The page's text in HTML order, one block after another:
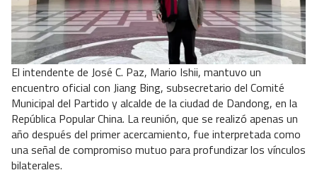
El intendente de José C. Paz, Mario Ishii, mantuvo un
encuentro oficial con Jiang Bing, subsecretario del Comité
Municipal del Partido y alcalde de la ciudad de Dandong, en la
República Popular China. La reunión, que se realizó apenas un
año después del primer acercamiento, fue interpretada como
una señal de compromiso mutuo para profundizar los vínculos
bilaterales.